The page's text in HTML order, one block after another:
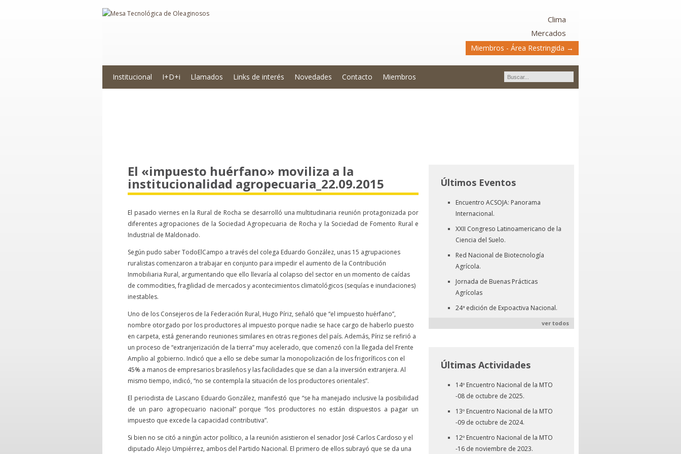
Clima
Mercados
Miembros - Área Restringida →
Institucional I+D+i Llamados Links de interés Novedades Contacto Miembros
El «impuesto huérfano» moviliza a la
institucionalidad agropecuaria_22.09.2015
El pasado viernes en la Rural de Rocha se desarrolló una multitudinaria reunión protagonizada por
diferentes agropaciones de la Sociedad Agropecuaria de Rocha y la Sociedad de Fomento Rural e
Industrial de Maldonado.
Según pudo saber TodoElCampo a través del colega Eduardo González, unas 15 agrupaciones
ruralistas comenzaron a trabajar en conjunto para impedir el aumento de la Contribución
Inmobiliaria Rural, argumentando que ello llevaría al colapso del sector en un momento de caídas
de commodities, fragilidad de mercados y acontecimientos climatológicos (sequías e inundaciones)
inestables.
Uno de los Consejeros de la Federación Rural, Hugo Píriz, señaló que “el impuesto huérfano”,
nombre otorgado por los productores al impuesto porque nadie se hace cargo de haberlo puesto
en carpeta, está generando reuniones similares en otras regiones del país. Además, Píriz se refirió a
un proceso de “extranjerización de la tierra” muy acelerado, que comenzó con la llegada del Frente
Amplio al gobierno. Indicó que a ello se debe sumar la monopolización de los frigoríficos con el
45% a manos de empresarios brasileños y las facilidades que se dan a la inversión extranjera. Al
mismo tiempo, indicó, “no se contempla la situación de los productores orientales”.
El periodista de Lascano Eduardo González, manifestó que “se ha manejado inclusive la posibilidad
de un paro agropecuario nacional” porque “los productores no están dispuestos a pagar un
impuesto que excede la capacidad contributiva”.
Si bien no se citó a ningún actor político, a la reunión asistieron el senador José Carlos Cardoso y el
diputado Alejo Umpiérrez, ambos del Partido Nacional. El primero de ellos subrayó que se da una
Últimos Eventos
Encuentro ACSOJA: Panorama
Internacional.
XXII Congreso Latinoamericano de la
Ciencia del Suelo.
Red Nacional de Biotecnología
Agrícola.
Jornada de Buenas Prácticas
Agrícolas
24ª edición de Expoactiva Nacional.
ver todos
Últimas Actividades
14º Encuentro Nacional de la MTO
-08 de octubre de 2025.
13º Encuentro Nacional de la MTO
-09 de octubre de 2024.
12º Encuentro Nacional de la MTO
-16 de noviembre de 2023.